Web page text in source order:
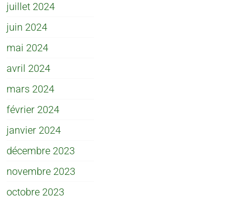
juillet 2024
juin 2024
mai 2024
avril 2024
mars 2024
février 2024
janvier 2024
décembre 2023
novembre 2023
octobre 2023